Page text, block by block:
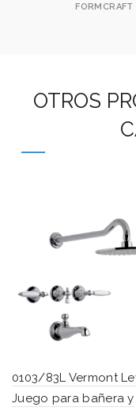
OTROS
0103/83L Vermont
Juego para bañera y